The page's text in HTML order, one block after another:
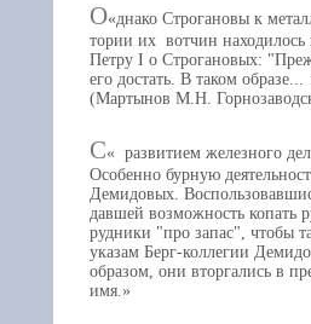
О днако Строгановы к
тории их вотчин
Петру I о Строгановых:
его достать. В таком
(Мартынов М.Н.
С
развитием железного
Особенно бурную
Демидовых.
давшей возможность копать
рудники "про запас", чтобы
указам Берг-коллегии
образом, они вторгались в
имя.